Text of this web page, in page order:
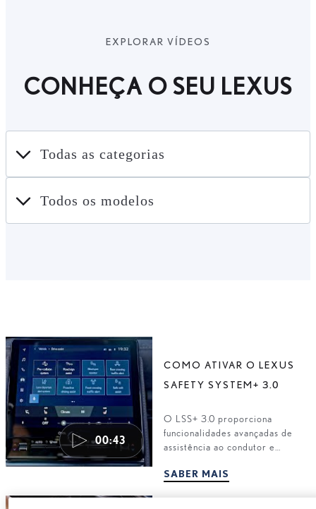
EXPLORAR VÍDEOS
CONHEÇA O SEU LEXUS
Todas as categorias
Todos os modelos
00:43
COMO ATIVAR O LEXUS
SAFETY SYSTEM+ 3.0
O LSS+ 3.0 proporciona
funcionalidades avançadas de
assistência ao condutor e
Escolha aquelas que pretende
SABER MAIS